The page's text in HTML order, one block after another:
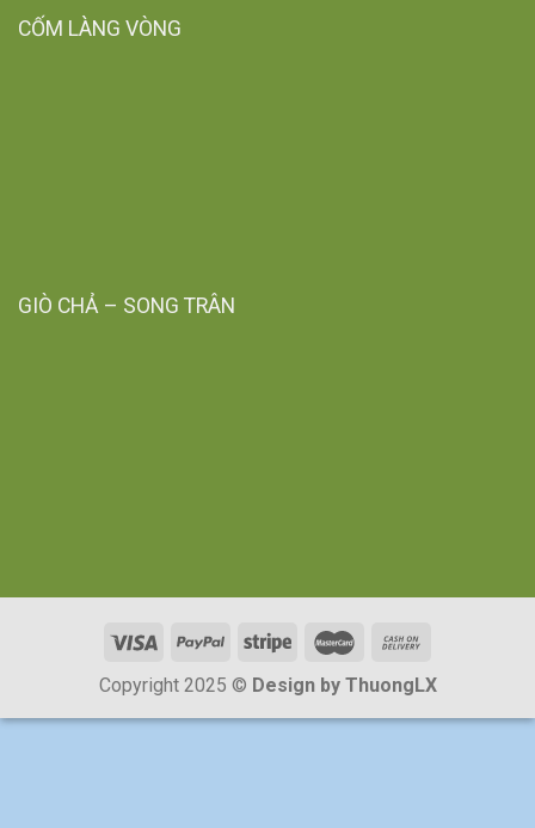
CỐM LÀNG VÒNG
GIÒ CHẢ – SONG TRÂN
Copyright 2025 © Design by ThuongLX